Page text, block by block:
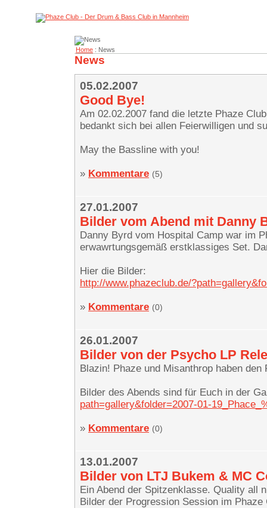
Home : News
News
05.02.2007
Good Bye!
Am 02.02.2007 fand die letzte Phaze
bedankt sich bei allen Feierwilligen und
May the Bassline with you!
» Kommentare (5)
27.01.2007
Bilder vom Abend mit Danny
Danny Byrd vom Hospital Camp war im
erwawrtungsgemäß erstklassiges Set.
Hier die Bilder:
http://www.phazeclub.de/
» Kommentare (0)
26.01.2007
Bilder von der Psycho LP
Blazin! Phaze und Misanthrop haben
Bilder des Abends sind für Euch in der
path=gallery&folder=2007-01-
» Kommentare (0)
13.01.2007
Bilder von LTJ Bukem & MC
Ein Abend der Spitzenklasse. Quality all
Bilder der Progression Session im